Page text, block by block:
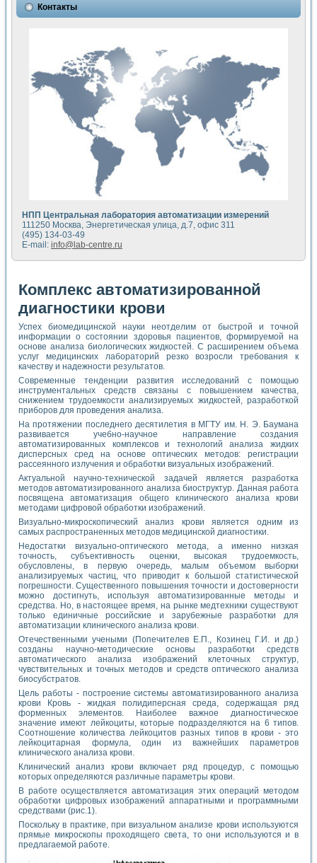
Контакты
НПП Центральная лаборатория автоматизации измерений
111250 Москва, Энергетическая улица, д.7, офис 311
(495) 134-03-49
E-mail: info@lab-centre.ru
Комплекс автоматизированной
диагностики крови
Успех биомедицинской науки неотделим от быстрой и точной
информации о состоянии здоровья пациентов, формируемой на
основе анализа биологических жидкостей. С расширением объема
услуг медицинских лабораторий резко возросли требования к
качеству и надежности результатов.
Современные тенденции развития исследований с помощью
инструментальных средств связаны с повышением качества,
снижением трудоемкости анализируемых жидкостей, разработкой
приборов для проведения анализа.
На протяжении последнего десятилетия в МГТУ им. Н. Э. Баумана
развивается учебно-научное направление создания
автоматизированных комплексов и технологий анализа жидких
дисперсных сред на основе оптических методов: регистрации
рассеянного излучения и обработки визуальных изображений.
Актуальной научно-технической задачей является разработка
методов автоматизированного анализа биоструктур. Данная работа
посвящена автоматизация общего клинического анализа крови
методами цифровой обработки изображений.
Визуально-микроскопический анализ крови является одним из
самых распространенных методов медицинской диагностики.
Недостатки визуально-оптического метода, а именно низкая
точность, субъективность оценки, высокая трудоемкость,
обусловлены, в первую очередь, малым объемом выборки
анализируемых частиц, что приводит к большой статистической
погрешности. Существенного повышения точности и достоверности
можно достигнуть, используя автоматизированные методы и
средства. Но, в настоящее время, на рынке медтехники существуют
только единичные российские и зарубежные разработки для
автоматизации клинического анализа крови.
Отечественными учеными (Попечителев Е.П., Козинец Г.И. и др.)
созданы научно-методические основы разработки средств
автоматического анализа изображений клеточных структур,
чувствительных и точных методов и средств оптического анализа
биосубстратов.
Цель работы - построение системы автоматизированного анализа
крови Кровь - жидкая полидиперсная среда, содержащая ряд
форменных элементов. Наиболее важное диагностическое
значение имеют лейкоциты, которые подразделяются на 6 типов.
Соотношение количества лейкоцитов разных типов в крови - это
лейкоцитарная формула, один из важнейших параметров
клинического анализа крови.
Клинический анализ крови включает ряд процедур, с помощью
которых определяются различные параметры крови.
В работе осуществляется автоматизация этих операций методом
обработки цифровых изображений аппаратными и программными
средствами (рис.1).
Поскольку в практике, при визуальном анализе крови используются
прямые микроскопы проходящего света, то они используются и в
предлагаемой работе.